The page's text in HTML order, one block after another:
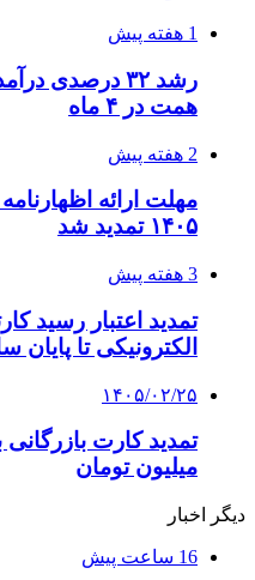
1 هفته پیش
همت در ۴ ماه
2 هفته پیش
مهلت ارائه
۱۴۰۵ تمدید شد
3 هفته پیش
تمدید اعتبار رسید
الکترونیکی تا پایان
۱۴۰۵/۰۲/۲۵
میلیون تومان
دیگر اخبار
16 ساعت پیش